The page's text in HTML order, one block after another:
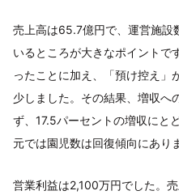
売上高は65.7億円で、運営施設
いるところが大きなポイントで
ったことに加え、「預け控え」
少しました。その結果、増収へ
ず、17.5パーセントの増収にと
元では園児数は回復傾向にあり
営業利益は2,100万円でした。